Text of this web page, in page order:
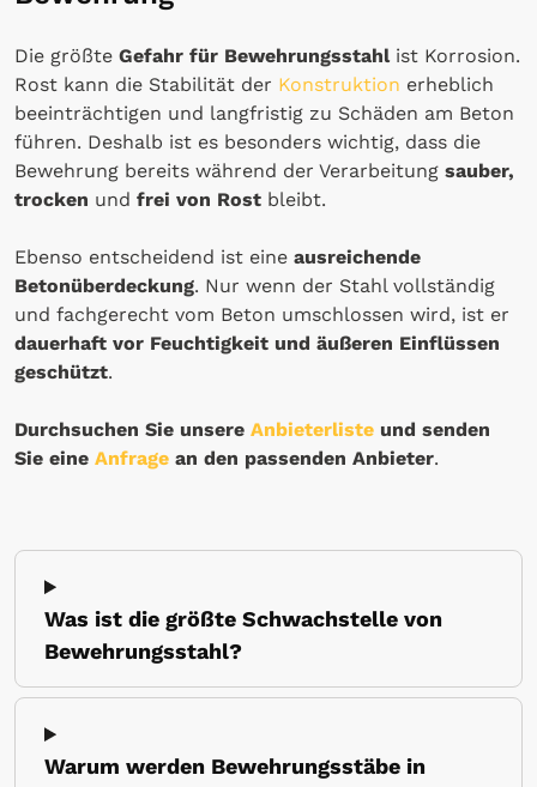
Die größte Gefahr für Bewehrungsstahl ist Korrosion.
Rost kann die Stabilität der Konstruktion erheblich
beeinträchtigen und langfristig zu Schäden am Beton
führen. Deshalb ist es besonders wichtig, dass die
Bewehrung bereits während der Verarbeitung sauber,
trocken und frei von Rost bleibt.
Ebenso entscheidend ist eine ausreichende
Betonüberdeckung. Nur wenn der Stahl vollständig
und fachgerecht vom Beton umschlossen wird, ist er
dauerhaft vor Feuchtigkeit und äußeren Einflüssen
geschützt.
Durchsuchen Sie unsere Anbieterliste und senden
Sie eine Anfrage an den passenden Anbieter.
Was ist die größte Schwachstelle von
Bewehrungsstahl?
Warum werden Bewehrungsstäbe in